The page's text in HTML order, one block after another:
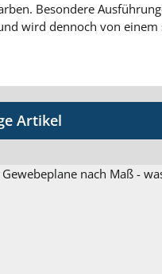
Besondere
wird dennoch von
Artikel